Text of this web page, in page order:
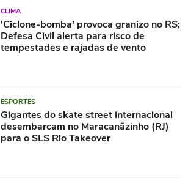
CLIMA
'Ciclone-bomba' provoca granizo no RS;
Defesa Civil alerta para risco de
tempestades e rajadas de vento
ESPORTES
Gigantes do skate street internacional
desembarcam no Maracanãzinho (RJ)
para o SLS Rio Takeover